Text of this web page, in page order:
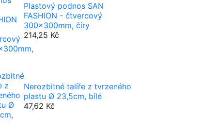
Plastový podnos SAN
FASHION - čtvercový
300x300mm, číry
214,25 Kč
Nerozbitné talíře z tvrzeného
plastu Ø 23,5cm, bílé
47,62 Kč